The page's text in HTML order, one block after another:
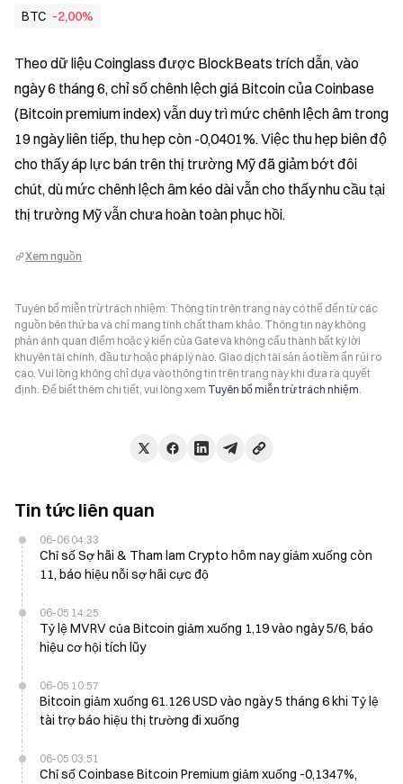
BTC -2,00%
Theo dữ liệu Coinglass được BlockBeats trích dẫn, vào
ngày 6 tháng 6, chỉ số chênh lệch giá Bitcoin của Coinbase
(Bitcoin premium index) vẫn duy trì mức chênh lệch âm trong
19 ngày liên tiếp, thu hẹp còn -0,0401%. Việc thu hẹp biên độ
cho thấy áp lực bán trên thị trường Mỹ đã giảm bớt đôi
chút, dù mức chênh lệch âm kéo dài vẫn cho thấy nhu cầu tại
thị trường Mỹ vẫn chưa hoàn toàn phục hồi.
Xem nguồn
Tuyên bố miễn trừ trách nhiệm: Thông tin trên trang này có thể đến từ các
nguồn bên thứ ba và chỉ mang tính chất tham khảo. Thông tin này không
phản ánh quan điểm hoặc ý kiến của Gate và không cấu thành bất kỳ lời
khuyên tài chính, đầu tư hoặc pháp lý nào. Giao dịch tài sản ảo tiềm ẩn rủi ro
cao. Vui lòng không chỉ dựa vào thông tin trên trang này khi đưa ra quyết
định. Để biết thêm chi tiết, vui lòng xem Tuyên bố miễn trừ trách nhiệm.
Tin tức liên quan
06-06 04:33
Chỉ số Sợ hãi & Tham lam Crypto hôm nay giảm xuống còn
11, báo hiệu nỗi sợ hãi cực độ
06-05 14:25
Tỷ lệ MVRV của Bitcoin giảm xuống 1,19 vào ngày 5/6, báo
hiệu cơ hội tích lũy
06-05 10:57
Bitcoin giảm xuống 61.126 USD vào ngày 5 tháng 6 khi Tỷ lệ
tài trợ báo hiệu thị trường đi xuống
06-05 03:51
Chỉ số Coinbase Bitcoin Premium giảm xuống -0,1347%,